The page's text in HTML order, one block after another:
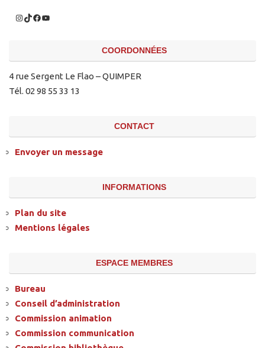
COORDONNÉES
4 rue Sergent Le Flao – QUIMPER
Tél. 02 98 55 33 13
CONTACT
Envoyer un message
INFORMATIONS
Plan du site
Mentions légales
ESPACE MEMBRES
Bureau
Conseil d’administration
Commission animation
Commission communication